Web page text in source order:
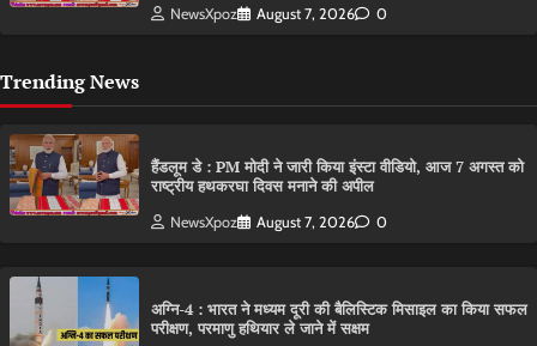
NewsXpoz August 7, 2026 0
Trending News
हैंडलूम डे : PM मोदी ने जारी किया इंस्टा वीडियो, आज 7 अगस्त को
राष्ट्रीय हथकरघा दिवस मनाने की अपील
NewsXpoz August 7, 2026 0
अग्नि-4 : भारत ने मध्यम दूरी की बैलिस्टिक मिसाइल का किया सफल
परीक्षण, परमाणु हथियार ले जाने में सक्षम